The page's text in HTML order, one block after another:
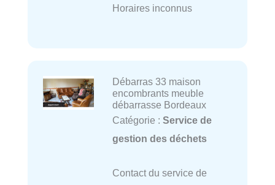
Horaires inconnus
Débarras 33 maison
encombrants meuble
débarrasse Bordeaux
Catégorie : Service de
gestion des déchets
Contact du service de